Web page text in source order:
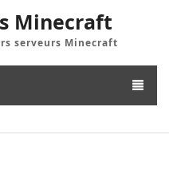
Minecraft
serveurs Minecraft